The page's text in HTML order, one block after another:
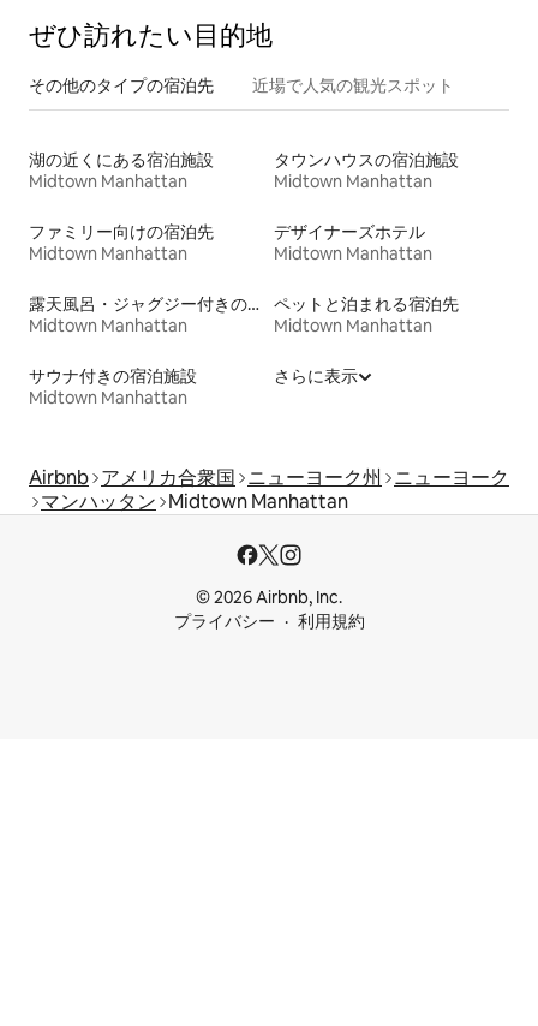
ぜひ訪⁠れ⁠た⁠い目⁠的⁠地
その他のタ⁠イ⁠プ⁠の宿⁠泊⁠先 近場で人気の観光スポット
湖の近くにある宿泊施設
Midtown Manhattan
タウンハウスの宿泊施設
Midtown Manhattan
ファミリー向けの宿泊先
Midtown Manhattan
デザイナーズホテル
Midtown Manhattan
露天風呂・ジャグジー付きの宿泊施設
Midtown Manhattan
ペットと泊まれる宿泊先
Midtown Manhattan
サウナ付きの宿泊施設
Midtown Manhattan
さらに表示
Airbnb アメリカ合衆国 ニューヨーク州
ニューヨーク
マンハッタン Midtown Manhattan
© 2026 Airbnb, Inc.
プライバシー
利用規約